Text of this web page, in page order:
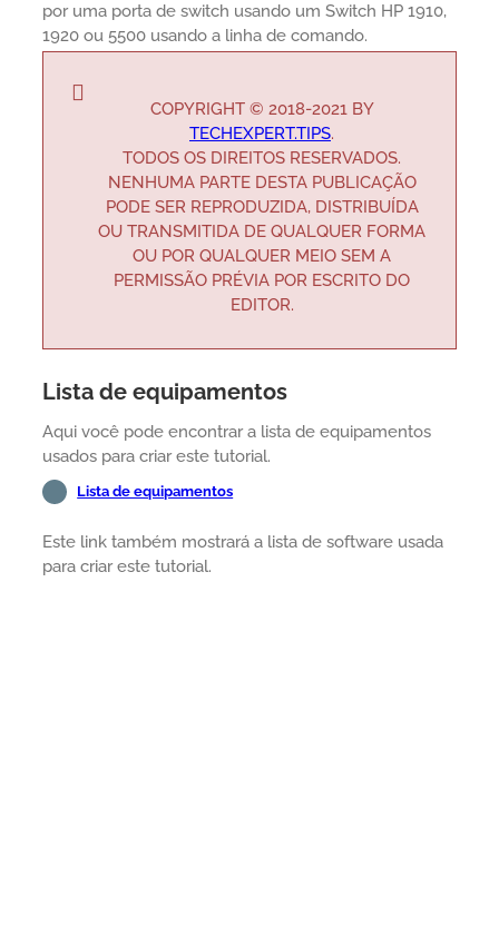
por uma porta de switch usando um Switch HP 1910,
1920 ou 5500 usando a linha de comando.
COPYRIGHT © 2018-2021 BY
TECHEXPERT.TIPS.
TODOS OS DIREITOS RESERVADOS.
NENHUMA PARTE DESTA PUBLICAÇÃO
PODE SER REPRODUZIDA, DISTRIBUÍDA
OU TRANSMITIDA DE QUALQUER FORMA
OU POR QUALQUER MEIO SEM A
PERMISSÃO PRÉVIA POR ESCRITO DO
EDITOR.
Lista de equipamentos
Aqui você pode encontrar a lista de equipamentos
usados para criar este tutorial.
Lista de equipamentos
Este link também mostrará a lista de software usada
para criar este tutorial.